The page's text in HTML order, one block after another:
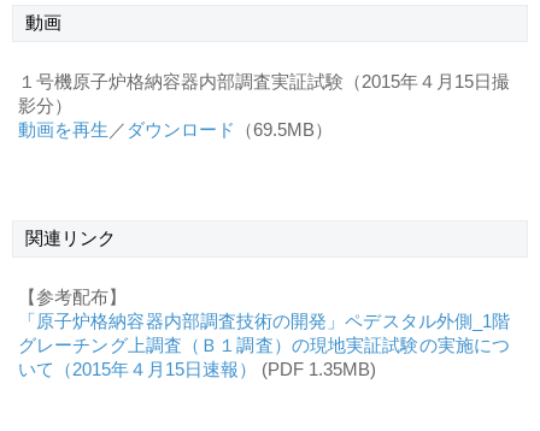
動画
１号機原子炉格納容器内部調査実証試験（2015年４月15日撮
影分）
動画を再生 ／ ダウンロード （69.5MB）
関連リンク
【参考配布】
「原子炉格納容器内部調査技術の開発」ペデスタル外側_1階
グレーチング上調査（Ｂ１調査）の現地実証試験の実施につ
いて（2015年４月15日速報）
(PDF 1.35MB)